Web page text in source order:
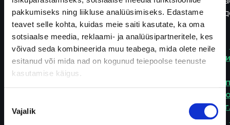
pakkumiseks ning liikluse analüüsimiseks. Edastame
teavet selle kohta, kuidas meie saiti kasutate, ka oma
sotsiaalse meedia, reklaami- ja analüüsipartneritele, kes
võivad seda kombineerida muu teabega, mida olete neile
esitanud või mida nad on kogunud teiepoolse teenuste
kasutamise käigus.
valik
Vajalik
192,00€
Быстрая
доставка